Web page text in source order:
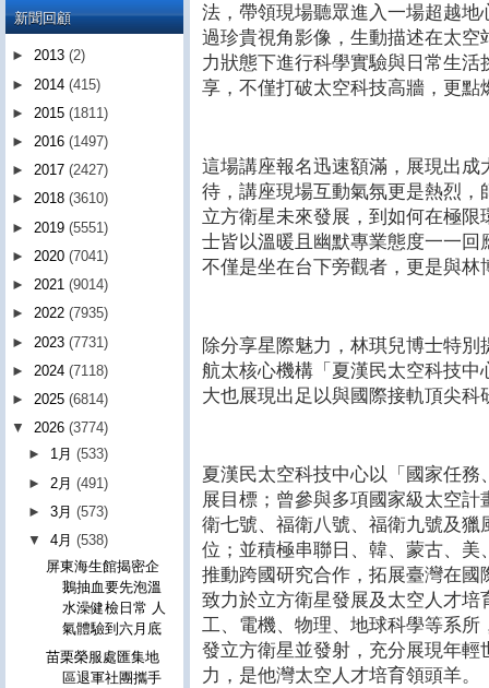
法，帶領現場聽眾進入一場超越
過珍貴視角影像，生動描述在太
力狀態下進行科學實驗與日常生
享，不僅打破太空科技高牆，更
這場講座報名迅速額滿，展現出
待，講座現場互動氣氛更是熱烈
立方衛星未來發展，到如何在極
士皆以溫暖且幽默專業態度一一
不僅是坐在台下旁觀者，更是與
除分享星際魅力，林琪兒博士特
航太核心機構「夏漢民太空科技
大也展現出足以與國際接軌頂尖科
夏漢民太空科技中心以「國家任
展目標；曾參與多項國家級太空
衛七號、福衛八號、福衛九號及
位；並積極串聯日、韓、蒙古、
推動跨國研究合作，拓展臺灣在
致力於立方衛星發展及太空人才
工、電機、物理、地球科學等系
發立方衛星並發射，充分展現年
力，是他灣太空人才培育領頭羊。
新聞回顧
► 2013 (2)
► 2014 (415)
► 2015 (1811)
► 2016 (1497)
► 2017 (2427)
► 2018 (3610)
► 2019 (5551)
► 2020 (7041)
► 2021 (9014)
► 2022 (7935)
► 2023 (7731)
► 2024 (7118)
► 2025 (6814)
▼ 2026 (3774)
► 1月(533)
► 2月(491)
►3月(573)
▼4月(538)
屏東海生館揭密企
鵝抽血要先泡溫
水澡健檢日常 人
氣體驗到六月底
苗栗榮服處匯集地
區退軍社團攜手